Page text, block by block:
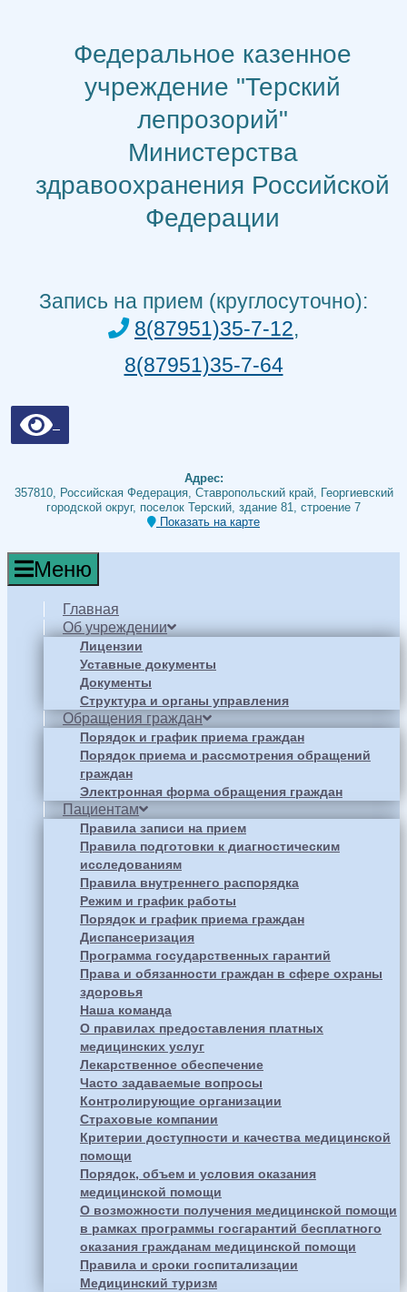
содержимомуФедеральное казенное
учреждение "Терский
лепрозорий"
Министерства
здравоохранения Российской
Федерации
Запись на прием (круглосуточно):
8(87951)35-7-12,
8(87951)35-7-64
Адрес:
357810, Российская Федерация, Ставропольский край, Георгиевский
городской округ, поселок Терский, здание 81, строение 7
Показать на карте
Меню
Главная
Об учреждении
Лицензии
Уставные документы
Документы
Структура и органы управления
Обращения граждан
Порядок и график приема граждан
Порядок приема и рассмотрения обращений
граждан
Электронная форма обращения граждан
Пациентам
Правила записи на прием
Правила подготовки к диагностическим
исследованиям
Правила внутреннего распорядка
Режим и график работы
Порядок и график приема граждан
Диспансеризация
Программа государственных гарантий
Права и обязанности граждан в сфере охраны
здоровья
Наша команда
О правилах предоставления платных
медицинских услуг
Лекарственное обеспечение
Часто задаваемые вопросы
Контролирующие организации
Страховые компании
Критерии доступности и качества медицинской
помощи
Порядок, объем и условия оказания
медицинской помощи
О возможности получения медицинской помощи
в рамках программы госгарантий бесплатного
оказания гражданам медицинской помощи
Правила и сроки госпитализации
Медицинский туризм